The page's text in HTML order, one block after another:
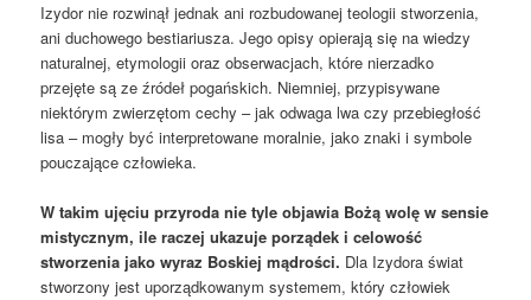
Izydor nie rozwinął jednak ani rozbudowanej teologii stworzenia,
ani duchowego bestiariusza. Jego opisy opierają się na wiedzy
naturalnej, etymologii oraz obserwacjach, które nierzadko
przejęte są ze źródeł pogańskich. Niemniej, przypisywane
niektórym zwierzętom cechy – jak odwaga lwa czy przebiegłość
lisa – mogły być interpretowane moralnie, jako znaki i symbole
pouczające człowieka.
W takim ujęciu przyroda nie tyle objawia Bożą wolę w sensie
mistycznym, ile raczej ukazuje porządek i celowość
stworzenia jako wyraz Boskiej mądrości. Dla Izydora świat
stworzony jest uporządkowanym systemem, który człowiek